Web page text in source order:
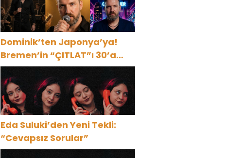
Dominik’ten Japonya’ya!
Bremen’in “ÇITLAT”ı 30’a
yakın ülkede!
Eda Suluki’den Yeni Tekli:
“Cevapsız Sorular”